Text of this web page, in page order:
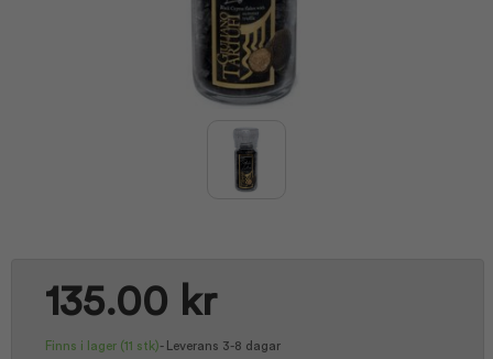
135.00 kr
Finns i lager (11 stk)-
Leverans 3-8 dagar